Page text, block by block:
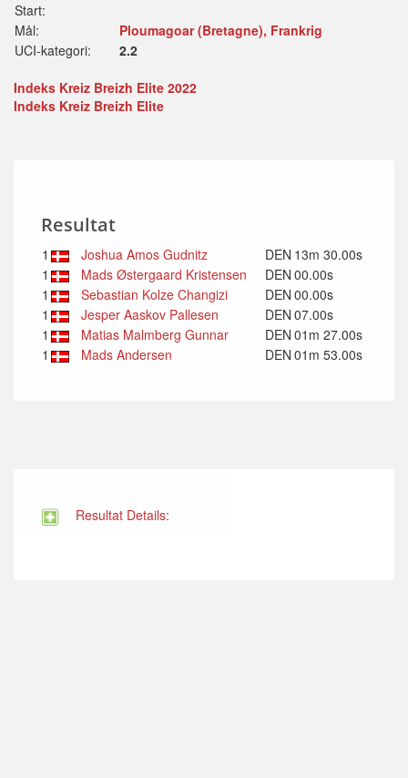
Start:
Mål:
Ploumagoar (Bretagne), Frankrig
UCI-kategori:
2.2
Indeks Kreiz Breizh Elite 2022
Indeks Kreiz Breizh Elite
Resultat
1 Joshua Amos Gudnitz DEN 13m 30.00s
1
Mads Østergaard Kristensen DEN 00.00s
1
Sebastian Kolze Changizi DEN 00.00s
1
Jesper Aaskov Pallesen DEN 07.00s
1
Matias Malmberg Gunnar DEN 01m 27.00s
1
Mads Andersen DEN 01m 53.00s
Resultat Details: